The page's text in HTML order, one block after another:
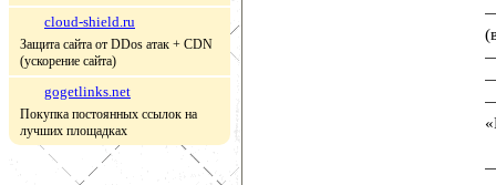
cloud-shield.ru
Защита сайта от DDos атак + CDN
(ускорение сайта)
gogetlinks.net
Покупка постоянных ссылок на
лучших площадках